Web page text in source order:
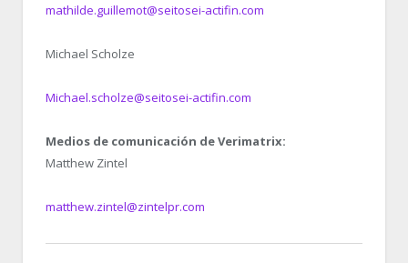
mathilde.guillemot@seitosei-actifin.com
Michael Scholze
Michael.scholze@seitosei-actifin.com
Medios de comunicación de Verimatrix:
Matthew Zintel
matthew.zintel@zintelpr.com